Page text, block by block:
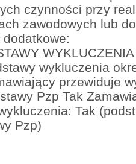
czynności przy
zawodowych lub
WYKLUCZENIA
wykluczenia
przewiduje
Pzp Tak
Tak
Pzp)